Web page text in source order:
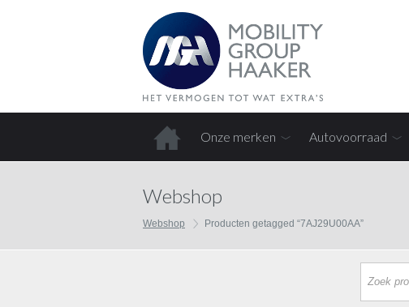
Onze merken Autovoorraad
Webshop
Webshop Producten getagged “7AJ29U00AA”